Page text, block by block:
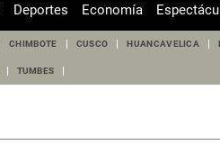
Deportes Economía
CHIMBOTE CUSCO HUANCAVELICA
TUMBES